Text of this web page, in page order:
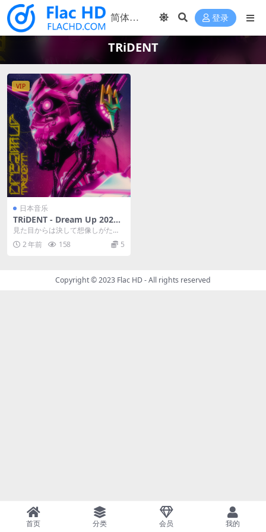
登录
TRiDENT
VIP
日本音乐
TRiDENT - Dream Up 2023
[24Bit/48kHz] [Hi-Res Flac
250MB]
見た目からは決して想像しがた
い、重圧なサウンドとパフォーマ
ンス 三叉槍(さんさそ...
2 年前 158 5
Copyright © 2023 Flac HD- All rights reserved
首页 分类 会员 我的